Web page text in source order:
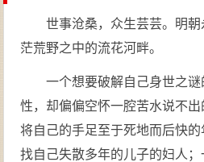
世事沧桑，众生芸芸。明
茫荒野之中的流花河畔。
一个想要破解自己身世之
性，却偏偏空怀一腔苦水说不
将自己的手足至于死地而后快
找自己失散多年的儿子的妇人